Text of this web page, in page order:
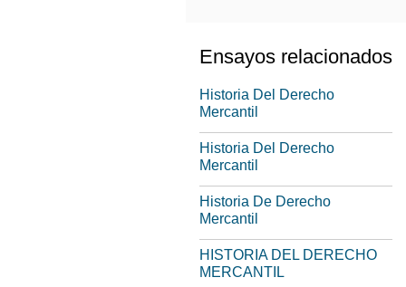
Ensayos relacionados
Historia Del Derecho
Mercantil
Historia Del Derecho
Mercantil
Historia De Derecho
Mercantil
HISTORIA DEL DERECHO
MERCANTIL